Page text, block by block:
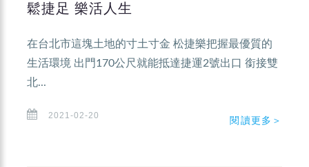
鬆捷足 樂活人生
在台北市這塊土地的寸土寸金 松捷樂把握最優質的
生活環境 出門170公尺就能抵達捷運2號出口 銜接雙
北...
2021-02-20 閱讀更多＞